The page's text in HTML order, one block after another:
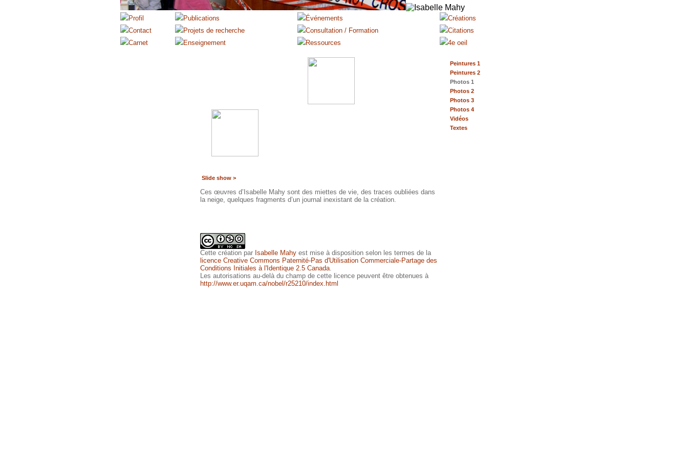
Slide show >
Ces œuvres d’Isabelle Mahy sont des miettes de vie, des traces oubliées dans
la neige, quelques fragments d’un journal inexistant de la création.
Cette création par Isabelle Mahy est mise à disposition selon les termes de la
licence Creative Commons Paternité-Pas d'Utilisation Commerciale-Partage des
Conditions Initiales à l'Identique 2.5 Canada.
Les autorisations au-delà du champ de cette licence peuvent être obtenues à
http://www.er.uqam.ca/nobel/r25210/index.html
Peintures 1
Peintures 2
Photos 1
Photos 2
Photos 3
Photos 4
Vidéos
Textes